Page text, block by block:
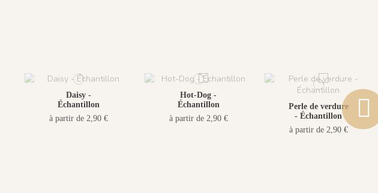
Daisy -
Échantillon
à partir de 2,90 €
Hot-Dog -
Échantillon
à partir de 2,90 €
Perle de verdure
- Échantillon
à partir de 2,90 €